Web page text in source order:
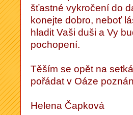
šťastné vykročení do
konejte dobro, neboť
hladit Vaši duši a Vy
pochopení.
Těším se opět na
pořádat v Oáze
Helena Čapková